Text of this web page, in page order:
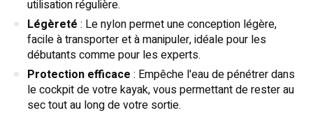
utilisation régulière.
Légèreté : Le nylon permet une conception légère,
facile à transporter et à manipuler, idéale pour les
débutants comme pour les experts.
Protection efficace : Empêche l'eau de pénétrer dans
le cockpit de votre kayak, vous permettant de rester au
sec tout au long de votre sortie.